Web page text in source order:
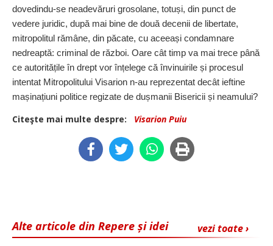
dovedindu-se neadevăruri grosolane, totuși, din punct de
vedere juridic, după mai bine de două decenii de libertate,
mitropolitul rămâne, din păcate, cu aceeași condamnare
nedreaptă: criminal de război. Oare cât timp va mai trece până
ce autoritățile în drept vor înțelege că învinuirile și procesul
intentat Mitropolitului Visarion n-au reprezentat decât ieftine
mașinațiuni politice regizate de dușmanii Bisericii și nea­mului?
Citeşte mai multe despre: Visarion Puiu
vezi toate ›
Alte articole din Repere și idei